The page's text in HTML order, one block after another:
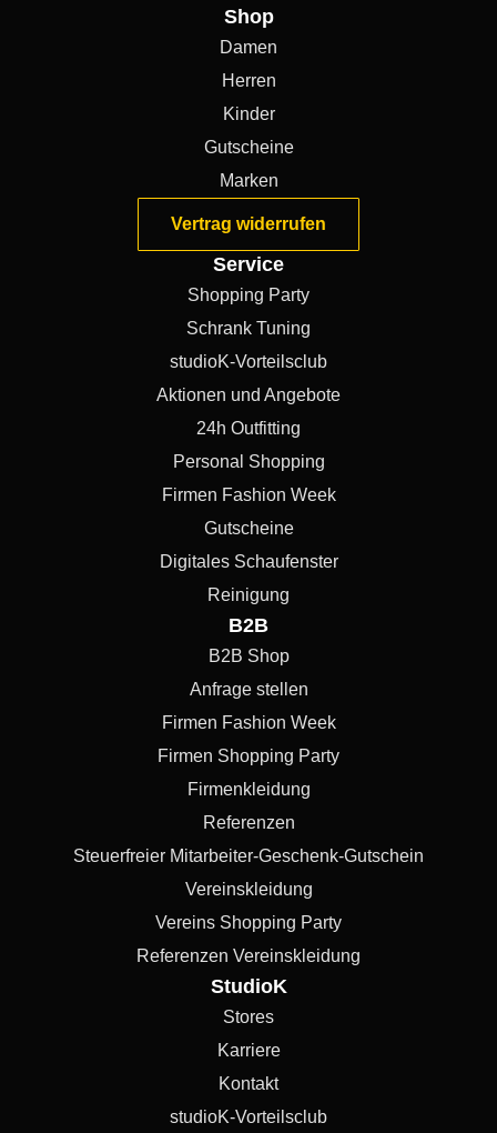
Shop
Damen
Herren
Kinder
Gutscheine
Marken
Vertrag widerrufen
Service
Shopping Party
Schrank Tuning
studioK-Vorteilsclub
Aktionen und Angebote
24h Outfitting
Personal Shopping
Firmen Fashion Week
Gutscheine
Digitales Schaufenster
Reinigung
B2B
B2B Shop
Anfrage stellen
Firmen Fashion Week
Firmen Shopping Party
Firmenkleidung
Referenzen
Steuerfreier Mitarbeiter-Geschenk-Gutschein
Vereinskleidung
Vereins Shopping Party
Referenzen Vereinskleidung
StudioK
Stores
Karriere
Kontakt
studioK-Vorteilsclub